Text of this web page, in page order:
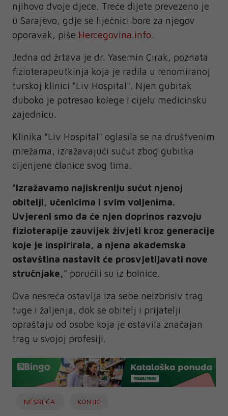
njihovo dvoje djece. Treće dijete prevezeno je
u Sarajevo, gdje se liječnici bore za njegov
oporavak, piše Hercegovina.info.
Jedna od žrtava je dr. Yasemin Çırak, poznata
fizioterapeutkinja koja je radila u renomiranoj
turskoj klinici "Liv Hospital". Njen gubitak
duboko je potresao kolege i cijelu medicinsku
zajednicu.
Klinika "Liv Hospital" oglasila se na društvenim
mrežama, izražavajući sućut zbog gubitka
cijenjene članice svog tima.
"Izražavamo najiskreniju sućut njenoj
obitelji, učenicima i svim voljenima.
Uvjereni smo da će njen doprinos razvoju
fizioterapije zauvijek živjeti kroz generacije
koje je inspirirala, a njena akademska
ostavština nastavit će prosvjetljavati nove
stručnjake," poručili su iz bolnice.
Ova nesreća ostavlja iza sebe neizbrisiv trag
tuge i žaljenja, dok se obitelj i prijatelji
opraštaju od osobe koja je ostavila značajan
trag u svojoj profesiji.
NESREĆA KONJIC